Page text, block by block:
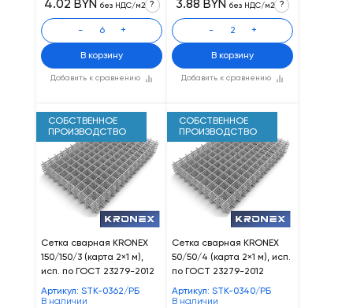
Добавить к сравнению
4.02 BYN без НДС/м2 ?
- +
В корзину
Добавить к сравнению
3.88 BYN без НДС/м2 ?
- +
В корзину
СОБСТВЕННОЕ
ПРОИЗВОДСТВО
Сетка сварная KRONEX
150/150/3 (карта 2×1 м),
исп. по ГОСТ 23279-2012
Артикул: STK-0362/РБ
В наличии
СОБСТВЕННОЕ
ПРОИЗВОДСТВО
Сетка сварная KRONEX
50/50/4 (карта 2×1 м), исп.
по ГОСТ 23279-2012
Артикул: STK-0340/РБ
В наличии